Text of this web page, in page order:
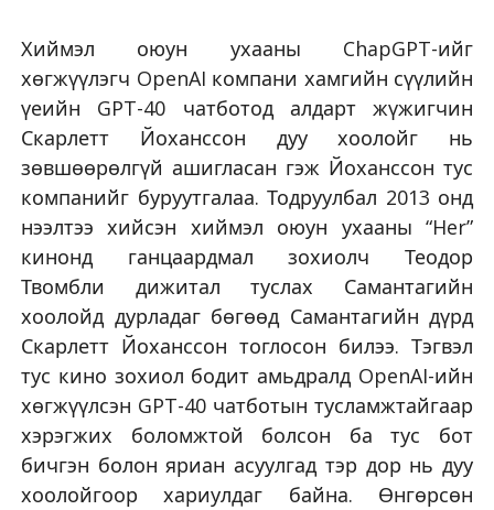
Хиймэл оюун ухааны ChapGPT-ийг
хөгжүүлэгч OpenAI компани хамгийн сүүлийн
үеийн GPT-40 чатботод алдарт жүжигчин
Скарлетт Йоханссон дуу хоолойг нь
зөвшөөрөлгүй ашигласан гэж Йоханссон тус
компанийг буруутгалаа. Тодруулбал 2013 онд
нээлтээ хийсэн хиймэл оюун ухааны “Her”
кинонд ганцаардмал зохиолч Теодор
Твомбли дижитал туслах Самантагийн
хоолойд дурладаг бөгөөд Самантагийн дүрд
Скарлетт Йоханссон тоглосон билээ. Тэгвэл
тус кино зохиол бодит амьдралд OpenAI-ийн
хөгжүүлсэн GPT-40 чатботын тусламжтайгаар
хэрэгжих боломжтой болсон ба тус бот
бичгэн болон яриан асуулгад тэр дор нь дуу
хоолойгоор хариулдаг байна. Өнгөрсөн